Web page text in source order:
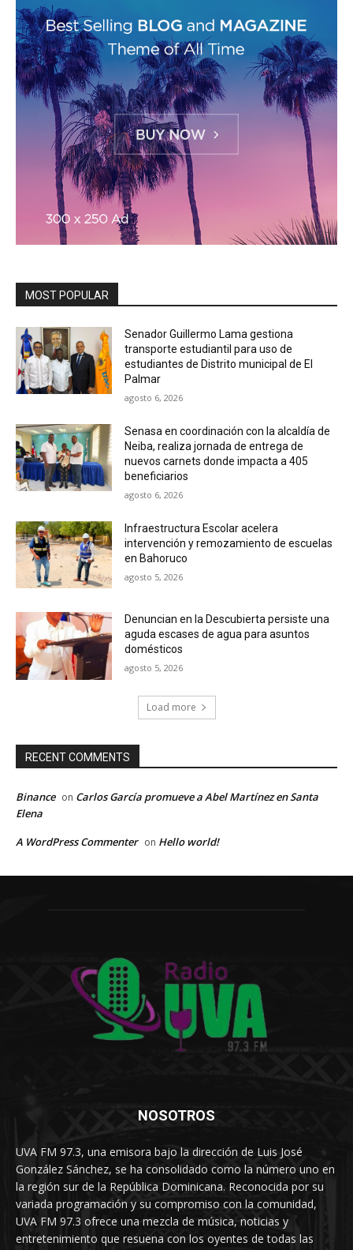
MOST POPULAR
Senador Guillermo Lama gestiona
transporte estudiantil para uso de
estudiantes de Distrito municipal de El
Palmar
agosto 6, 2026
Senasa en coordinación con la alcaldía de
Neiba, realiza jornada de entrega de
nuevos carnets donde impacta a 405
beneficiarios
agosto 6, 2026
Infraestructura Escolar acelera
intervención y remozamiento de escuelas
en Bahoruco
agosto 5, 2026
Denuncian en la Descubierta persiste una
aguda escases de agua para asuntos
domésticos
agosto 5, 2026
Load more
RECENT COMMENTS
Binance on Carlos García promueve a Abel Martínez en Santa
Elena
A WordPress Commenter on Hello world!
NOSOTROS
UVA FM 97.3, una emisora bajo la dirección de Luis José
González Sánchez, se ha consolidado como la número uno en
la región sur de la República Dominicana. Reconocida por su
variada programación y su compromiso con la comunidad,
UVA FM 97.3 ofrece una mezcla de música, noticias y
entretenimiento que resuena con los oyentes de todas las